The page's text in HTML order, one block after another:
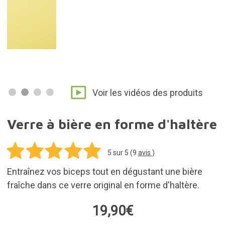
Frais d'expédition pour tous les produits inclus
dans votre commande: 5,95€
En stock. Achetez-le aujourd'hui et recevez-le
sous 3 à 7 jours.
30 jours pour les retours
Idées de cadeaux apparentées